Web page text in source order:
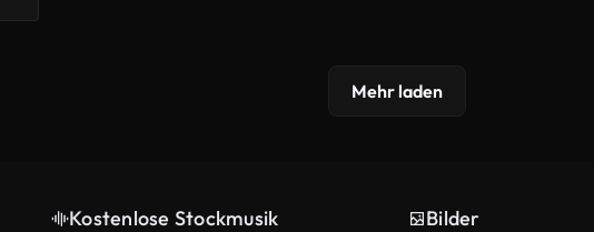
Mehr laden
Kostenlose Stockmusik Bilder